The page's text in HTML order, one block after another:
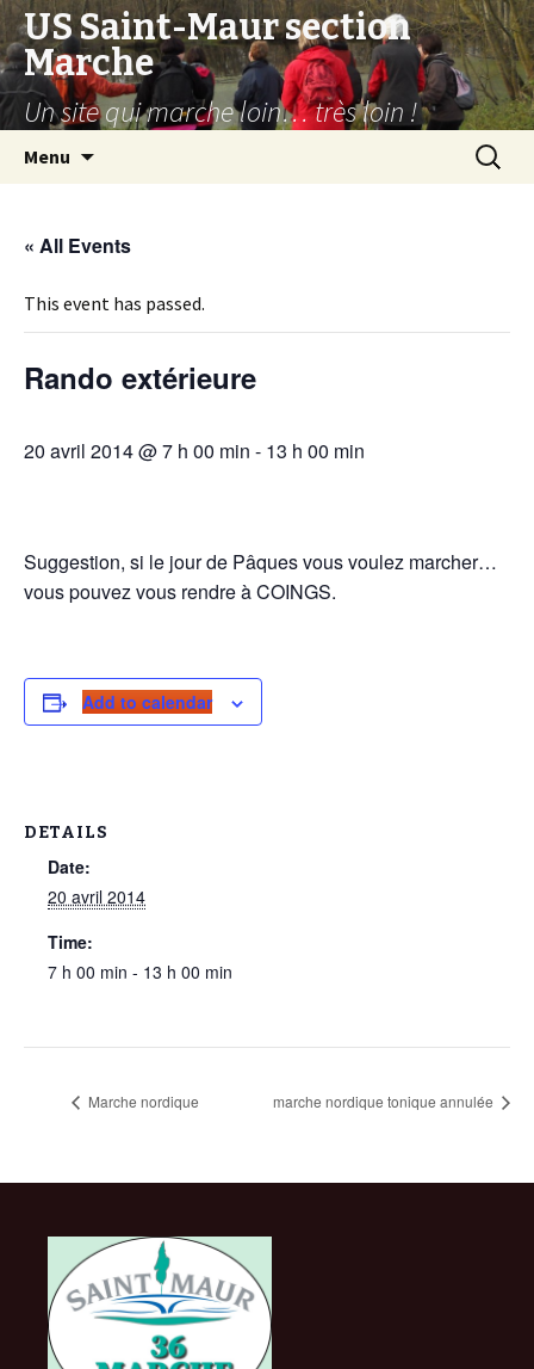
US Saint-Maur section
Marche
Un site qui marche loin… très loin !
Menu
« All Events
This event has passed.
Rando extérieure
20 avril 2014 @ 7 h 00 min - 13 h 00 min
Suggestion, si le jour de Pâques vous voulez marcher…
vous pouvez vous rendre à COINGS.
Add to calendar
DETAILS
Date:
20 avril 2014
Time:
7 h 00 min - 13 h 00 min
Marche nordique marche nordique tonique annulée